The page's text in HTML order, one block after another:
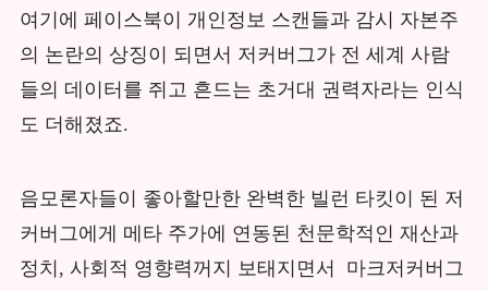
여기에 페이스북이 개인정보 스캔들과 감시 자본주
의 논란의 상징이 되면서 저커버그가 전 세계 사람
들의 데이터를 쥐고 흔드는 초거대 권력자라는 인식
도 더해졌죠.
음모론자들이 좋아할만한 완벽한 빌런 타킷이 된 저
커버그에게 메타 주가에 연동된 천문학적인 재산과
정치, 사회적 영향력꺼지 보태지면서 마크저커버그